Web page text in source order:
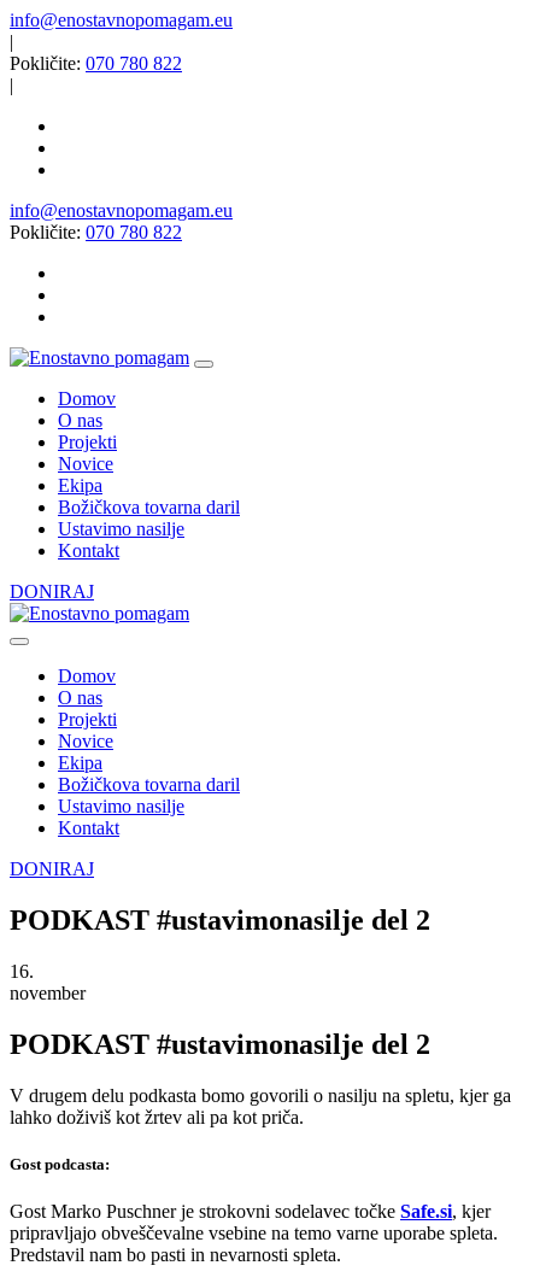
info@enostavnopomagam.eu
|
Pokličite: 070 780 822
|
info@enostavnopomagam.eu
Pokličite: 070 780 822
Domov
O nas
Projekti
Novice
Ekipa
Božičkova tovarna daril
Ustavimo nasilje
Kontakt
DONIRAJ
Domov
O nas
Projekti
Novice
Ekipa
Božičkova tovarna daril
Ustavimo nasilje
Kontakt
DONIRAJ
PODKAST #ustavimonasilje del 2
16.
november
PODKAST #ustavimonasilje del 2
V drugem delu podkasta bomo govorili o nasilju na spletu, kjer ga
lahko doživiš kot žrtev ali pa kot priča.
Gost podcasta:
Gost Marko Puschner je strokovni sodelavec točke Safe.si, kjer
pripravljajo obveščevalne vsebine na temo varne uporabe spleta.
Predstavil nam bo pasti in nevarnosti spleta.